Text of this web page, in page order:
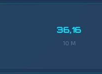
36,16
10 M